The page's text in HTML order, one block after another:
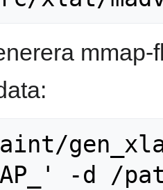
-d /